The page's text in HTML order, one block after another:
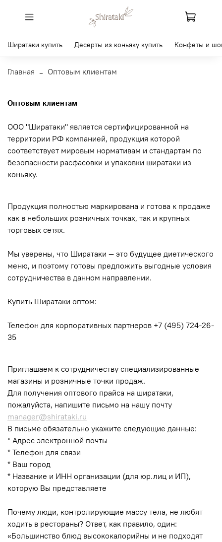
Ширатаки купить Десерты из коньяку купить Конфеты и
Главная Оптовым клиентам
Оптовым клиентам
ООО "Ширатаки" является сертифицированной на
территории РФ компанией, продукция которой
соответствует мировым нормативам и стандартам по
безопасности расфасовки и упаковки ширатаки из
коньяку.
Продукция полностью маркирована и готова к продаже
как в небольших розничных точках, так и крупных
торговых сетях.
Мы уверены, что Ширатаки — это будущее диетического
меню, и поэтому готовы предложить выгодные условия
сотрудничества в данном направлении.
Купить Ширатаки оптом:
Телефон для корпоративных партнеров +7 (495) 724-26-
35
Приглашаем к сотрудничеству специализированные
магазины и розничные точки продаж.
Для получения оптового прайса на ширатаки,
пожалуйста, напишите письмо на нашу почту
manager@shirataki.ru
В письме обязательно укажите следующие данные:
* Адрес электронной почты
* Телефон для связи
* Ваш город
* Название и ИНН организации (для юр.лиц и ИП),
которую Вы представляете
Почему люди, контролирующие массу тела, не любят
ходить в рестораны? Ответ, как правило, один:
«Большинство блюд высококалорийны и не подходят